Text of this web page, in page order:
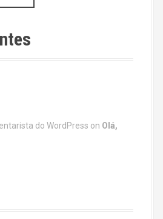
do WordPress on Olá,